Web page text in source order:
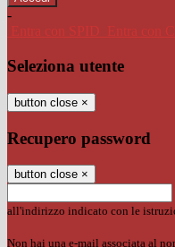
-
Entra con SPID
Entra con
Seleziona utente
button close ×
Recupero password
button close ×
all'indirizzo indicato con le
Non hai una e-mail associata al